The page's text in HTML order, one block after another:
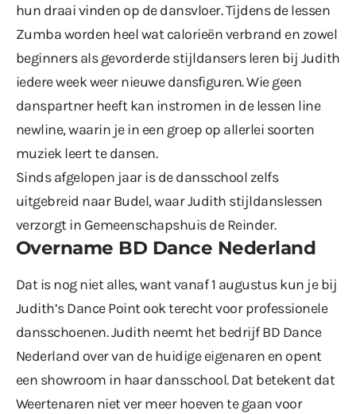
hun draai vinden op de dansvloer. Tijdens de lessen
Zumba worden heel wat calorieën verbrand en zowel
beginners als gevorderde stijldansers leren bij Judith
iedere week weer nieuwe dansfiguren. Wie geen
danspartner heeft kan instromen in de lessen line
newline, waarin je in een groep op allerlei soorten
muziek leert te dansen.
Sinds afgelopen jaar is de dansschool zelfs
uitgebreid naar Budel, waar Judith stijldanslessen
verzorgt in Gemeenschapshuis de Reinder.
Overname BD Dance Nederland
Dat is nog niet alles, want vanaf 1 augustus kun je bij
Judith’s Dance Point ook terecht voor professionele
dansschoenen. Judith neemt het bedrijf BD Dance
Nederland over van de huidige eigenaren en opent
een showroom in haar dansschool. Dat betekent dat
Weertenaren niet ver meer hoeven te gaan voor